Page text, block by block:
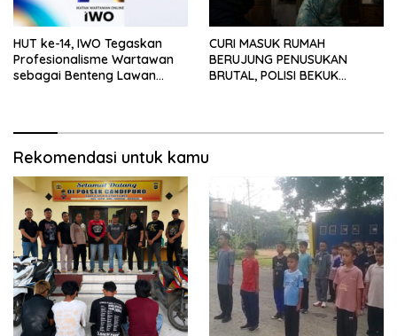
HUT ke-14, IWO Tegaskan
Profesionalisme Wartawan
sebagai Benteng Lawan
CURI MASUK RUMAH
BERUJUNG PENUSUKAN
BRUTAL, POLISI BEKUK
Rekomendasi untuk kamu